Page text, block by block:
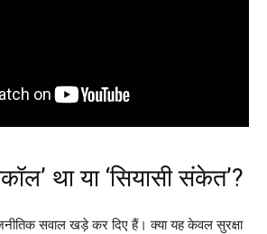
था या ‘सियासी संकेत’?
सवाल खड़े कर दिए हैं। क्या यह केवल सुरक्षा